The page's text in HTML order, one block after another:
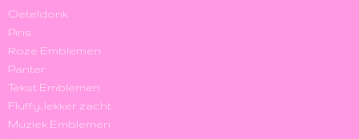
Oeteldonk
Pins
Roze Emblemen
Panter
Tekst Emblemen
Fluffy, lekker zacht
Muziek Emblemen